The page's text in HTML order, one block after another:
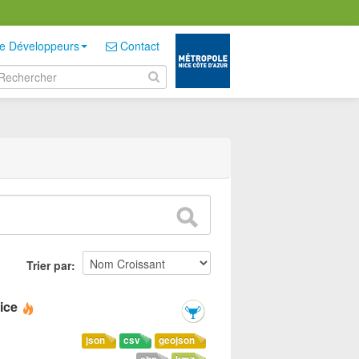
Développeurs Contact
Trier par
geojson
csv
json